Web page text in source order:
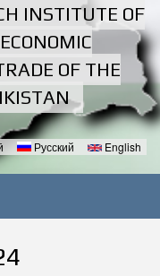
INSTITUTE OF
OF THE
Русский English